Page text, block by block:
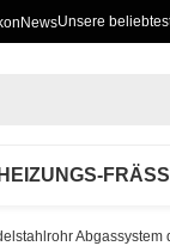
NewsUnsere
Abgassystem